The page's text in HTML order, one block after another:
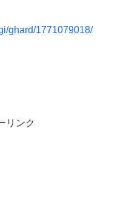
ghard/1771079018/
リンク